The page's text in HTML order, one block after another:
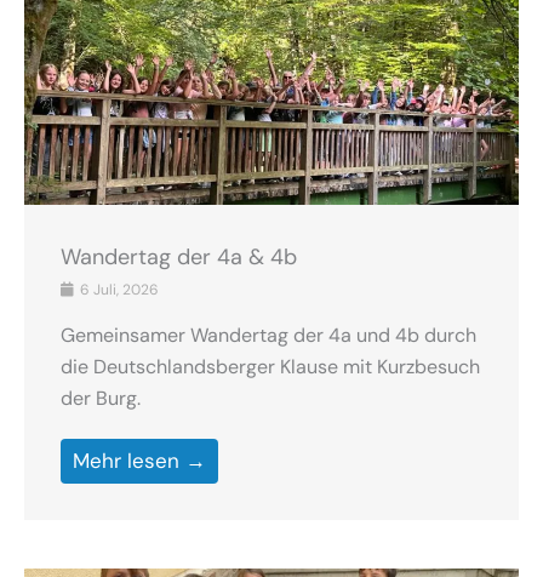
Wandertag der 4a & 4b
6 Juli, 2026
Gemeinsamer Wandertag der 4a und 4b durch
die Deutschlandsberger Klause mit Kurzbesuch
der Burg.
Mehr lesen →